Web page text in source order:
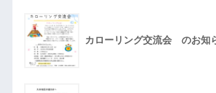
カローリング交流会 のお知